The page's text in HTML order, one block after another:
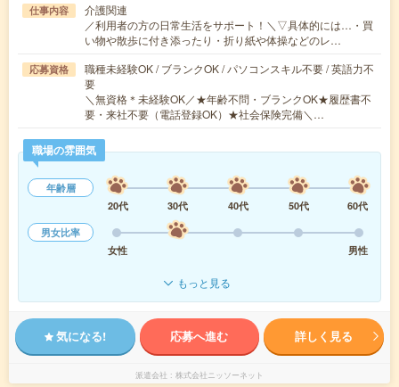
仕事内容
介護関連
／利用者の方の日常生活をサポート！＼▽具体的には…・買
い物や散歩に付き添ったり・折り紙や体操などのレ…
応募資格
職種未経験OK / ブランクOK / パソコンスキル不要 / 英語力不
要
＼無資格＊未経験OK／★年齢不問・ブランクOK★履歴書不
要・来社不要（電話登録OK）★社会保険完備＼…
職場の雰囲気
年齢層
20代
30代 40代 50代
60代
男女比率
女性
男性
もっと見る
気になる! 応募へ進む 詳しく見る
派遣会社 株式会社ニッソーネット